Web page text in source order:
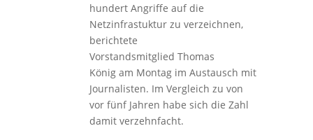
hundert Angriffe auf die
Netzinfrastuktur zu verzeichnen,
berichtete
Vorstandsmitglied Thomas
König am Montag im Austausch mit
Journalisten. Im Vergleich zu von
vor fünf Jahren habe sich die Zahl
damit verzehnfacht.